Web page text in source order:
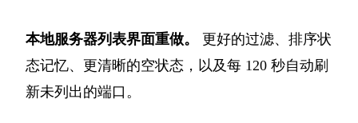
本地服务器列表界面重做。
更好的过滤、排序状
态记忆、更清晰的空状态，以及每 120 秒自动刷
新未列出的端口。